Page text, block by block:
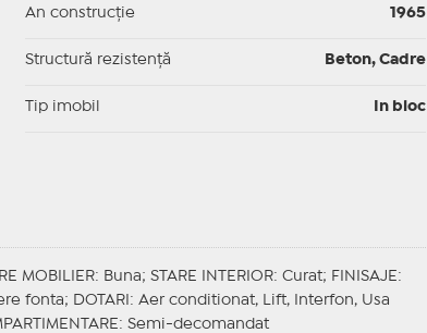
An construcție 1965
Structură rezistență Beton, Cadre
Tip imobil In bloc
MOBILIER: Buna; STARE INTERIOR: Curat; FINISAJE :
fonta;
DOTARI : Aer conditionat, Lift, Interfon, Usa
: Semi-decomandat